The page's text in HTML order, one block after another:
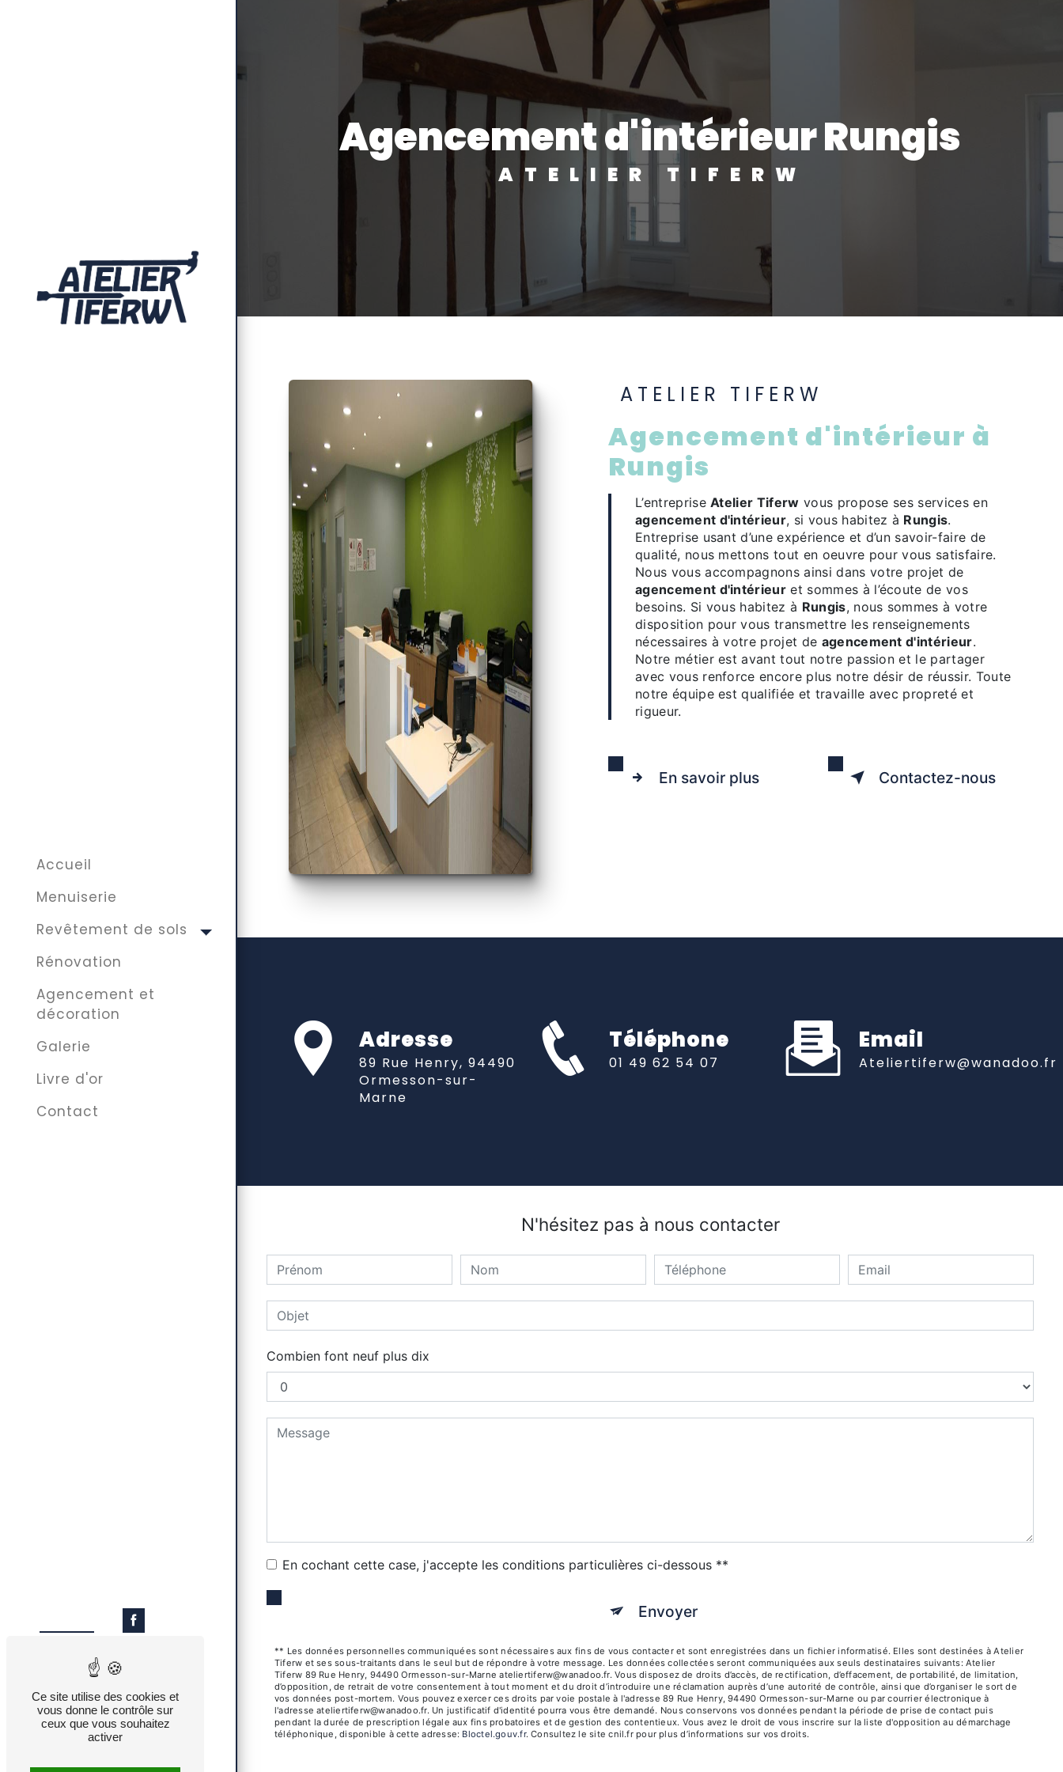
Accueil
Menuiserie
Revêtement de sols
Rénovation
Agencement et
décoration
Galerie
Livre d'or
Contact
agencement d'intérieur Rungis
ATELIER TIFERW
ATELIER TIFERW
agencement d'intérieur à
Rungis
L’entrepriseAtelier Tiferw vous propose ses services en
agencement d'intérieur, si vous habitez à Rungis.
Entreprise usant d’une expérience et d’un savoir-faire de
qualité, nous mettons tout en oeuvre pour vous satisfaire.
Nous vous accompagnons ainsi dans votre projet de
agencement d'intérieur et sommes à l’écoute de vos
besoins. Si vous habitez à Rungis, nous sommes à votre
disposition pour vous transmettre les renseignements
nécessaires à votre projet de agencement d'intérieur.
Notre métier est avant tout notre passion et le partager
avec vous renforce encore plus notre désir de réussir. Toute
notre équipe est qualifiée et travaille avec propreté et
rigueur.
En savoir plus Contactez-nous
Adresse
89 Rue Henry, 94490
Ormesson-sur-
Marne
Téléphone
01 49 62 54 07
Email
ateliertiferw@wanadoo.fr
N'hésitez pas à nous contacter
Combien font neuf plus dix
En cochant cette case, j'accepte les conditions particulières ci-dessous **
Envoyer
** Les données personnelles communiquées sont nécessaires aux fins de vous contacter et sont enregistrées dans un fichier informatisé. Elles sont destinées à Atelier
Tiferw et ses sous-traitants dans le seul but de répondre à votre message. Les données collectées seront communiquées aux seuls destinataires suivants: Atelier
Tiferw 89 Rue Henry, 94490 Ormesson-sur-Marne ateliertiferw@wanadoo.fr. Vous disposez de droits d’accès, de rectification, d’effacement, de portabilité, de limitation,
d’opposition, de retrait de votre consentement à tout moment et du droit d’introduire une réclamation auprès d’une autorité de contrôle, ainsi que d’organiser le sort de
vos données post-mortem. Vous pouvez exercer ces droits par voie postale à l'adresse 89 Rue Henry, 94490 Ormesson-sur-Marne ou par courrier électronique à
l'adresse ateliertiferw@wanadoo.fr. Un justificatif d'identité pourra vous être demandé. Nous conservons vos données pendant la période de prise de contact puis
pendant la durée de prescription légale aux fins probatoires et de gestion des contentieux. Vous avez le droit de vous inscrire sur la liste d'opposition au démarchage
téléphonique, disponible à cette adresse:
Bloctel.gouv.fr. Consultez le site cnil.fr pour plus d’informations sur vos droits.
Ce site utilise des cookies et
vous donne le contrôle sur
ceux que vous souhaitez
activer